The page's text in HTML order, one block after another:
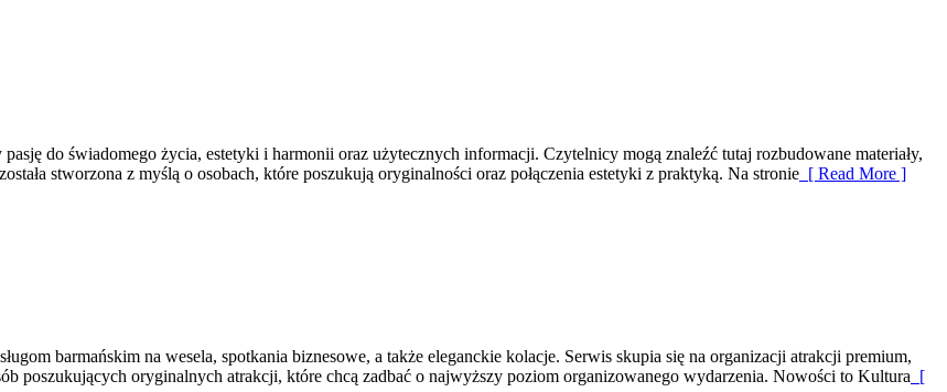
do świadomego życia, estetyki i harmonii oraz użytecznych informacji. Czytelnicy mogą znaleźć tutaj rozbudowane materiały,
stworzona z myślą o osobach, które poszukują oryginalności oraz połączenia estetyki z praktyką. Na stronie [ Read More ]
barmańskim na wesela, spotkania biznesowe, a także eleganckie kolacje. Serwis skupia się na organizacji atrakcji premium,
poszukujących oryginalnych atrakcji, które chcą zadbać o najwyższy poziom organizowanego wydarzenia. Nowości to Kultura [